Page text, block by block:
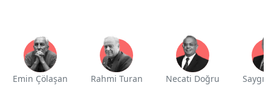
Emin Çölaşan Rahmi Turan Necati Doğru Saygı